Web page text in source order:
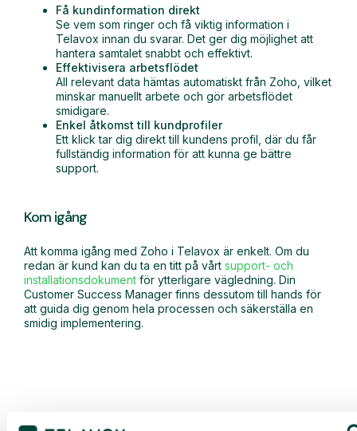
Få kundinformation direkt
Se vem som ringer och få viktig information i
Telavox innan du svarar. Det ger dig möjlighet att
hantera samtalet snabbt och effektivt.
Effektivisera arbetsflödet
All relevant data hämtas automatiskt från Zoho, vilket
minskar manuellt arbete och gör arbetsflödet
smidigare.
Enkel åtkomst till kundprofiler
Ett klick tar dig direkt till kundens profil, där du får
fullständig information för att kunna ge bättre
support.
Kom igång
Att komma igång med Zoho i Telavox är enkelt. Om du
redan är kund kan du ta en titt på vårt support- och
installationsdokument för ytterligare vägledning. Din
Customer Success Manager finns dessutom till hands för
att guida dig genom hela processen och säkerställa en
smidig implementering.